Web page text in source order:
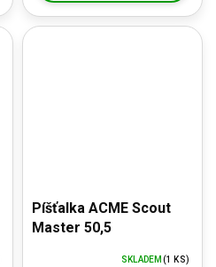
Píšťalka ACME Scout
Master 50,5
SKLADEM (1 KS)